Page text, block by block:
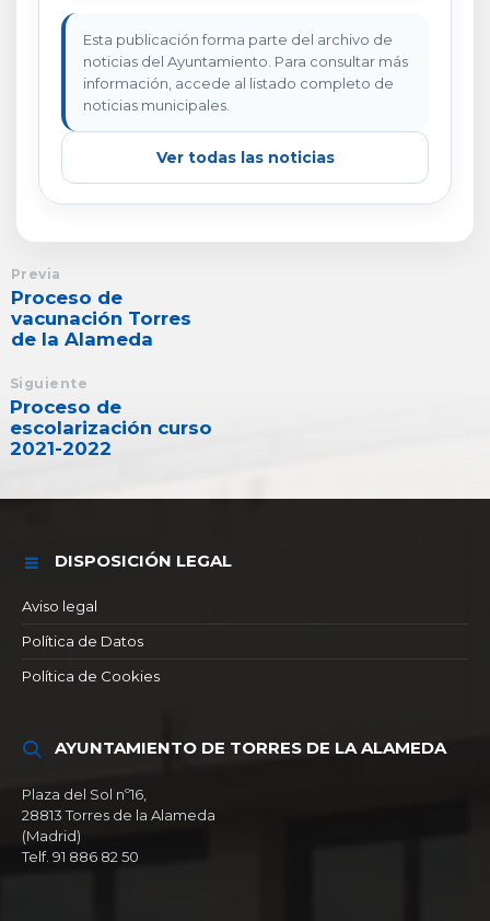
Esta publicación forma parte del archivo de
noticias del Ayuntamiento. Para consultar más
información, accede al listado completo de
noticias municipales.
Ver todas las noticias
Previa
Proceso de
vacunación Torres
de la Alameda
Siguiente
Proceso de
escolarización curso
2021-2022
DISPOSICIÓN LEGAL
Aviso legal
Política de Datos
Política de Cookies
AYUNTAMIENTO DE TORRES DE LA ALAMEDA
Plaza del Sol nº16,
28813 Torres de la Alameda
(Madrid)
Telf. 91 886 82 50